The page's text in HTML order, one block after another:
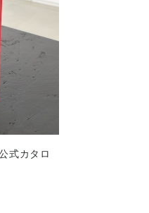
式カタロ